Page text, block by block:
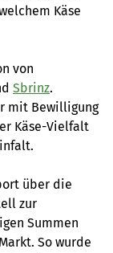
Käse
von
Sbrinz.
mit Bewilligung
Käse-Vielfalt
über die
zur
Summen
So wurde